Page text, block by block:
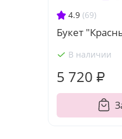
4.9 (69)
Букет
В наличии
5 720 ₽